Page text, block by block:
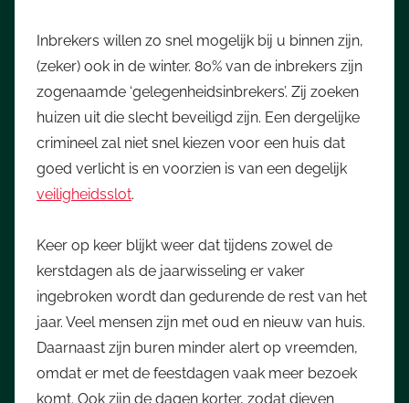
Inbrekers willen zo snel mogelijk bij u binnen zijn,
(zeker) ook in de winter. 80% van de inbrekers zijn
zogenaamde ‘gelegenheidsinbrekers’. Zij zoeken
huizen uit die slecht beveiligd zijn. Een dergelijke
crimineel zal niet snel kiezen voor een huis dat
goed verlicht is en voorzien is van een degelijk
veiligheidsslot.
Keer op keer blijkt weer dat tijdens zowel de
kerstdagen als de jaarwisseling er vaker
ingebroken wordt dan gedurende de rest van het
jaar. Veel mensen zijn met oud en nieuw van huis.
Daarnaast zijn buren minder alert op vreemden,
omdat er met de feestdagen vaak meer bezoek
komt. Ook zijn de dagen korter, zodat dieven